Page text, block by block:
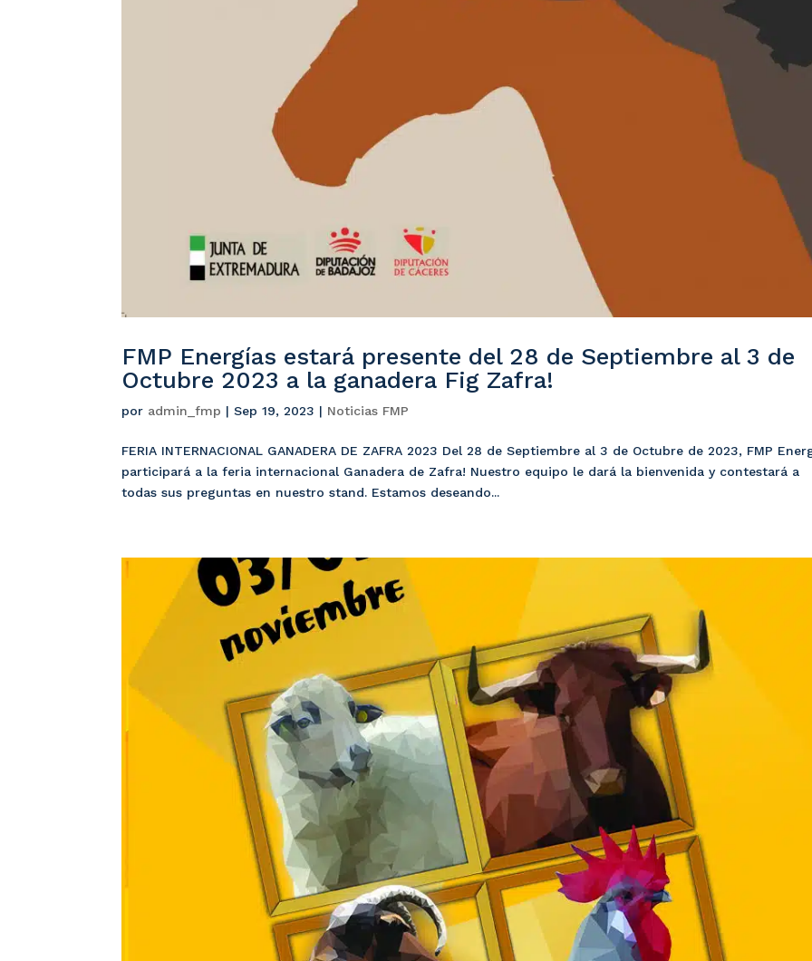
FMP Energías estará presente del 28 de Septiembre al 3 de
Octubre 2023 a la ganadera Fig Zafra!
por admin_fmp |Sep 19, 2023 | Noticias FMP
FERIA INTERNACIONAL GANADERA DE ZAFRA 2023 Del 28 de Septiembre al 3 de Octubre de 2023, FMP
participará a la feria internacional Ganadera de Zafra! Nuestro equipo le dará la bienvenida y contestará a
todas sus preguntas en nuestro stand. Estamos deseando...